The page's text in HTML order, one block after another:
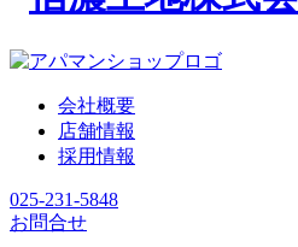
会社概要
店舗情報
採用情報
025-231-5848
お問合せ